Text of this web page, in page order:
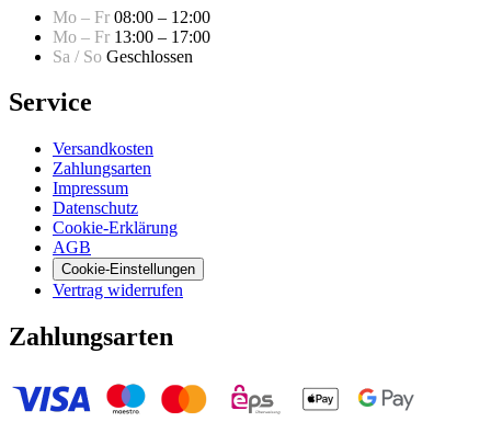
Mo – Fr 08:00 – 12:00
Mo – Fr 13:00 – 17:00
Sa / So Geschlossen
Service
Versandkosten
Zahlungsarten
Impressum
Datenschutz
Cookie-Erklärung
AGB
Cookie-Einstellungen
Vertrag widerrufen
Zahlungsarten